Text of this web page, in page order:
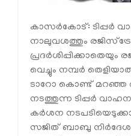
കാസര്‍കോട്: ടിപ്പര്‍
നാലുവശത്തും
പ്രദര്‍ശിപ്പിക്കാതെയും
വെച്ചും നമ്പര്‍
ടാറോ കൊണ്ട് മറഞ്ഞ
നടത്തുന്ന ടിപ്പര്‍
കര്‍ശന
സജിത് ബാബു